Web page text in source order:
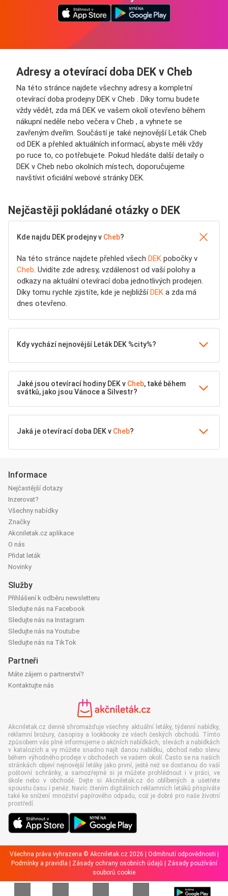
Adresy a otevírací doba DEK v Cheb
Na této stránce najdete všechny adresy a kompletní
otevírací doba prodejny DEK v Cheb . Díky tomu budete
vždy vědět, zda má DEK ve vašem okolí otevřeno během
nákupní neděle nebo večera v Cheb , a vyhnete se
zavřeným dveřím. Součástí je také nejnovější Leták Cheb
od DEK a přehled aktuálních informací, abyste měli vždy
po ruce to, co potřebujete. Pokud hledáte další detaily o
DEK v Cheb nebo okolních místech, doporučujeme
navštívit oficiální webové stránky DEK.
Nejčastěji pokládané otázky o DEK
Kde najdu DEK prodejny v Cheb?
Na této stránce najdete přehled všech DEK pobočky v
Cheb. Uvidíte zde adresy, vzdálenost od vaší polohy a
odkazy na aktuální otevírací doba jednotlivých prodejen.
Díky tomu rychle zjistíte, kde je nejbližšíDEK a zda má
dnes otevřeno.
Kdy vychází nejnovější Leták DEK %city%?
Jaké jsou otevírací hodiny DEK v Cheb, také během
svátků, jako jsou Vánoce a Silvestr?
Jaká je otevírací doba DEK v Cheb?
Informace
Nejčastější dotazy
Inzerovat?
Všechny nabídky
Značky
Akcniletak.cz aplikace
O nás
Přidat leták
Novinky
Služby
Přihlášení k odběru newsletteru
Sledujte nás na Facebook
Sledujte nás na Instagram
Sledujte nás na Youtube
Sledujte nás na TikTok
Partneři
Máte zájem o partnerství?
Kontaktujte nás
Akcniletak.cz denně shromažďuje všechny aktuální letáky, týdenní nabídky,
reklamní brožury, časopisy a lookbooky ze všech českých obchodů. Tímto
způsobem vás plně informujeme o akčních nabídkách, slevách a nabídkách
v katalozích a vy můžete snadno najít danou nabídku, obchod nebo slevu
během výhodného prodeje v obchodech ve vašem okolí. Často se na našich
stránkách objeví nejnovější letáky jako první, ještě než se dostanou do vaší
poštovní schránky, a samozřejmě si je můžete prohlédnout i v práci, ve
škole nebo v obchodě. Dejte si Akcniletak.cz do oblíbených a ušetřete
spoustu času i peněz. Navíc čtením digitálních reklamních letáků přispíváte
také ke snížení množství papírového odpadu, což je dobré pro naše životní
prostředí.
Všechna práva vyhrazena © Akcniletak.cz 2026 | Odmítnutí odpovědnosti
Podmínky a pravidla
Zásady ochrany osobních údajů
Zásady používání
souborů cookie